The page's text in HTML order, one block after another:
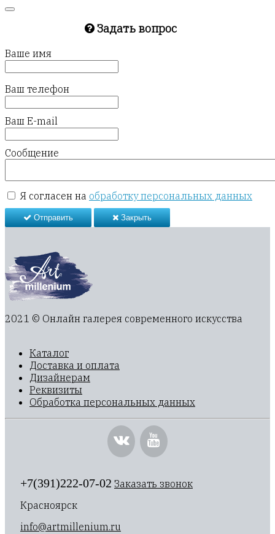
Задать вопрос
Ваше имя
Ваш телефон
Ваш E-mail
Сообщение
Я согласен на обработку персональных данных
Отправить Закрыть
2021 © Онлайн галерея современного искусства
Каталог
Доставка и оплата
Дизайнерам
Реквизиты
Обработка персональных данных
+7(391)222-07-02 Заказать звонок
Красноярск
info@artmillenium.ru